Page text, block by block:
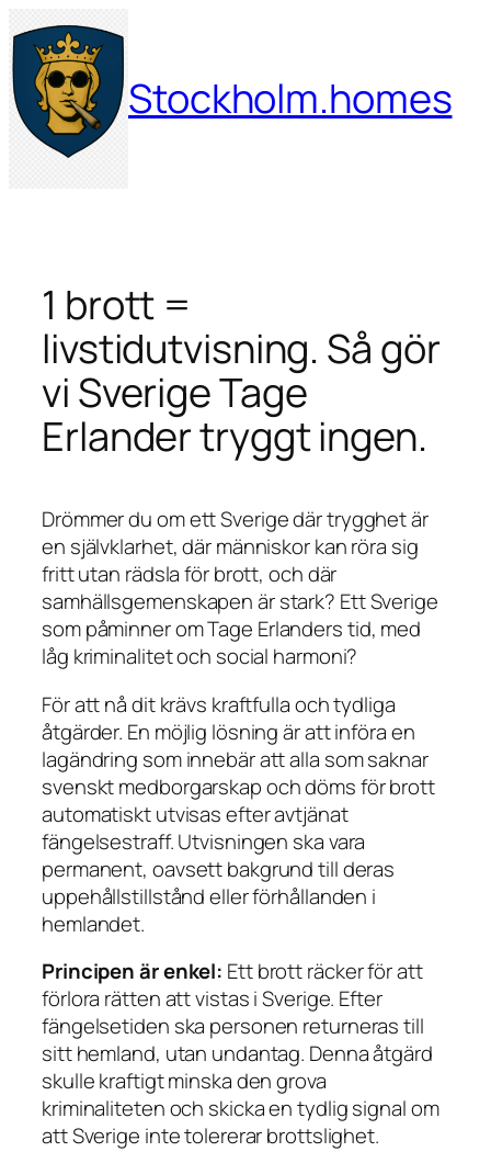
Hoppa
till
innehåll
Stockholm.homes
1 brott =
livstidutvisning. Så gör
vi Sverige Tage
Erlander tryggt ingen.
Drömmer du om ett Sverige där trygghet är
en självklarhet, där människor kan röra sig
fritt utan rädsla för brott, och där
samhällsgemenskapen är stark? Ett Sverige
som påminner om Tage Erlanders tid, med
låg kriminalitet och social harmoni?
För att nå dit krävs kraftfulla och tydliga
åtgärder. En möjlig lösning är att införa en
lagändring som innebär att alla som saknar
svenskt medborgarskap och döms för brott
automatiskt utvisas efter avtjänat
fängelsestraff. Utvisningen ska vara
permanent, oavsett bakgrund till deras
uppehållstillstånd eller förhållanden i
hemlandet.
Principen är enkel: Ett brott räcker för att
förlora rätten att vistas i Sverige. Efter
fängelsetiden ska personen returneras till
sitt hemland, utan undantag. Denna åtgärd
skulle kraftigt minska den grova
kriminaliteten och skicka en tydlig signal om
att Sverige inte tolererar brottslighet.